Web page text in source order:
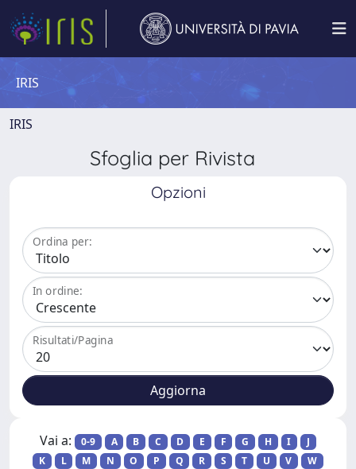
IRIS
IRIS
Sfoglia per Rivista
Opzioni
Ordina per:
In ordine:
Risultati/Pagina
Vai a: 0-9 A B C D E F G H I
J
K
L M N O P Q R S T U V
W